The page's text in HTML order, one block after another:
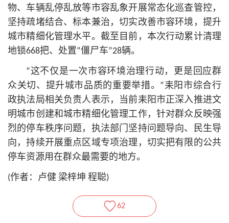
物、车辆乱停乱放等市容乱象开展常态化巡查管控，
坚持疏堵结合、标本兼治，切实改善市容环境，提升
城市精细化管理水平。截至目前，本次行动累计清理
地锁668把、处置“僵尸车”28辆。
“这不仅是一次市容环境治理行动，更是回应群
众关切、提升城市品质的重要举措。”耒阳市综合行
政执法局相关负责人表示，当前耒阳市正深入推进文
明城市创建和城市精细化管理工作，针对群众反映强
烈的停车秩序问题，执法部门坚持问题导向、民生导
向，持续开展重点区域专项治理，切实把有限的公共
停车资源用在群众最需要的地方。
(作者：卢健 梁梓坤 程聪)
62